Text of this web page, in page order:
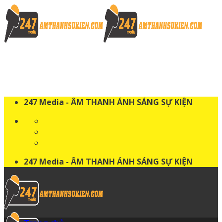
Skip
to
content
247 Media - ÂM THANH ÁNH SÁNG SỰ KIỆN
247 Media - ÂM THANH ÁNH SÁNG SỰ KIỆN